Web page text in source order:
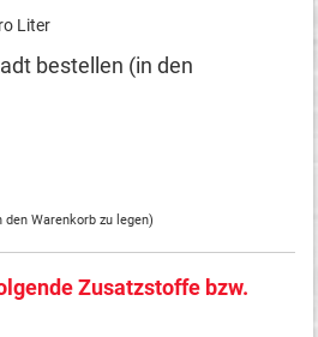
Liter
bestellen (in den
Warenkorb zu legen)
Zusatzstoffe bzw.